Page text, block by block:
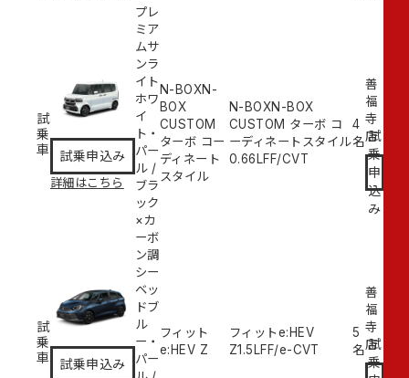
試
乗
車
試乗申込み
詳細はこちら
プレ
ミア
ムサ
ンラ
イト
ホワ
イ
ト・
パー
ル/
ブラ
ック
×カ
ーボ
ン調
N-BOXN-
BOX
CUSTOM
ターボ コー
ディネート
スタイル
N-BOXN-BOX
CUSTOM ターボ コ
ーディネートスタイル
0.66LFF/CVT
4
名
善
福
寺
店
試
乗
申
込
み
試
乗
車
試乗申込み
シー
ベッ
ドブ
ル
ー・
パー
フィット
e:HEV Z
フィットe:HEV
Z1.5LFF/e-CVT
5
名
善
福
寺
店
試
乗